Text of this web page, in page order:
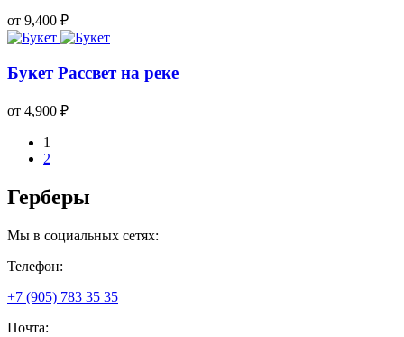
от 9,400 ₽
Букет Рассвет на реке
от 4,900 ₽
1
2
Герберы
Мы в социальных сетях:
Телефон:
+7 (905) 783 35 35
Почта: